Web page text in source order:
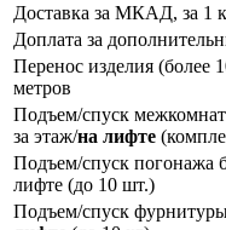
Доставка за МКАД, за 1
Доплата за
Перенос изделия (более
метров
Подъем/спуск
за этаж/на лифте
Подъем/спуск погонажа
лифте (до 10 шт.)
Подъем/спуск